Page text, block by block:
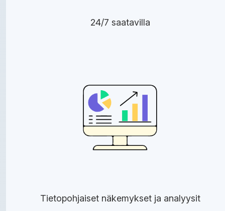
24/7 saatavilla
Tietopohjaiset näkemykset ja analyysit